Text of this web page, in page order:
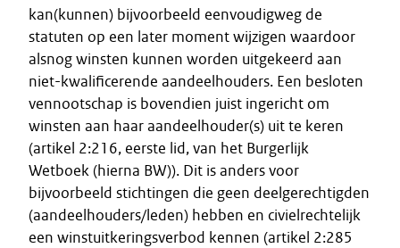
kan(kunnen) bijvoorbeeld eenvoudigweg de
statuten op een later moment wijzigen waardoor
alsnog winsten kunnen worden uitgekeerd aan
niet-kwalificerende aandeelhouders. Een besloten
vennootschap is bovendien juist ingericht om
winsten aan haar aandeelhouder(s) uit te keren
(artikel 2:216, eerste lid, van het Burgerlijk
Wetboek (hierna BW)). Dit is anders voor
bijvoorbeeld stichtingen die geen deelgerechtigden
(aandeelhouders/leden) hebben en civielrechtelijk
een winstuitkeringsverbod kennen (artikel 2:285